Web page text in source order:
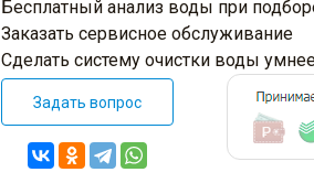
Бесплатный анализ воды при
Заказать сервисное обслуживание
Сделать систему очистки воды
Задать вопрос